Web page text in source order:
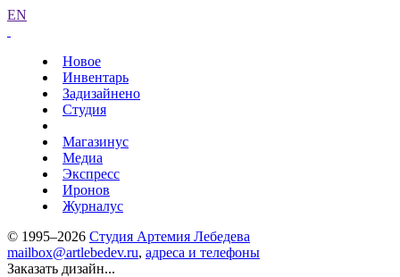
EN
Новое
Инвентарь
Задизайнено
Студия
Магазинус
Медиа
Экспресс
Иронов
Журналус
© 1995–2026 Студия Артемия Лебедева
mailbox@artlebedev.ru, адреса и телефоны
Заказать дизайн...